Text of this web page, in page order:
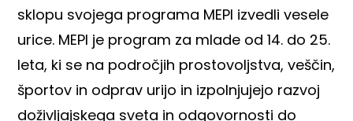
sklopu svojega programa MEPI izvedli vesele
urice. MEPI je program za mlade od 14. do 25.
leta, ki se na področjih prostovoljstva, veščin,
športov in odprav urijo in izpolnjujejo razvoj
doživljajskega sveta in odgovornosti do